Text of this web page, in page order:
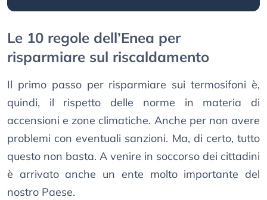
Le 10 regole dell’Enea per
risparmiare sul riscaldamento
Il primo passo per risparmiare sui termosifoni è,
quindi, il rispetto delle norme in materia di
accensioni e zone climatiche. Anche per non avere
problemi con eventuali sanzioni. Ma, di certo, tutto
questo non basta. A venire in soccorso dei cittadini
è arrivato anche un ente molto importante del
nostro Paese.